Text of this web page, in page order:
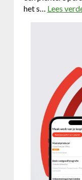
het s… Lees